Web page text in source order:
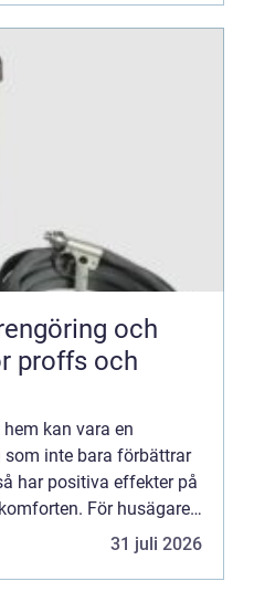
proffs och
kan vara en
som inte bara förbättrar
har positiva effekter på
För husägare
31 juli 2026